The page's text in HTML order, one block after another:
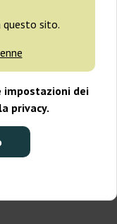
questo sito.
impostazioni dei
privacy.